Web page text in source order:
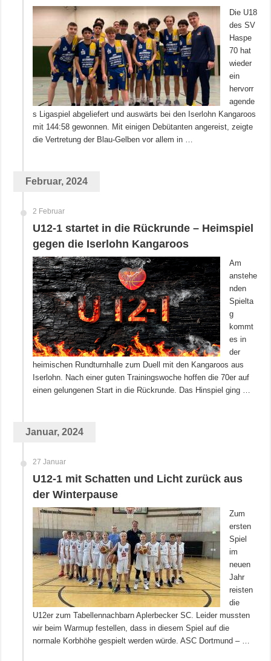
Die U18
des SV
Haspe
70 hat
wieder
ein
hervorr
agende
s Ligaspiel abgeliefert und auswärts bei den Iserlohn Kangaroos
mit 144:58 gewonnen. Mit einigen Debütanten angereist, zeigte
die Vertretung der Blau-Gelben vor allem in …
Februar, 2024
2 Februar
U12-1 startet in die Rückrunde – Heimspiel
gegen die Iserlohn Kangaroos
Am
anstehe
nden
Spielta
g
kommt
es in
der
heimischen Rundturnhalle zum Duell mit den Kangaroos aus
Iserlohn. Nach einer guten Trainingswoche hoffen die 70er auf
einen gelungenen Start in die Rückrunde. Das Hinspiel ging …
Januar, 2024
27 Januar
U12-1 mit Schatten und Licht zurück aus
der Winterpause
Zum
ersten
Spiel
im
neuen
Jahr
reisten
die
U12er zum Tabellennachbarn Aplerbecker SC. Leider mussten
wir beim Warmup festellen, dass in diesem Spiel auf die
normale Korbhöhe gespielt werden würde. ASC Dortmund – …